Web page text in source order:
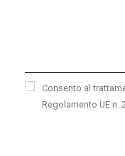
Consento al
Regolamento UE n.